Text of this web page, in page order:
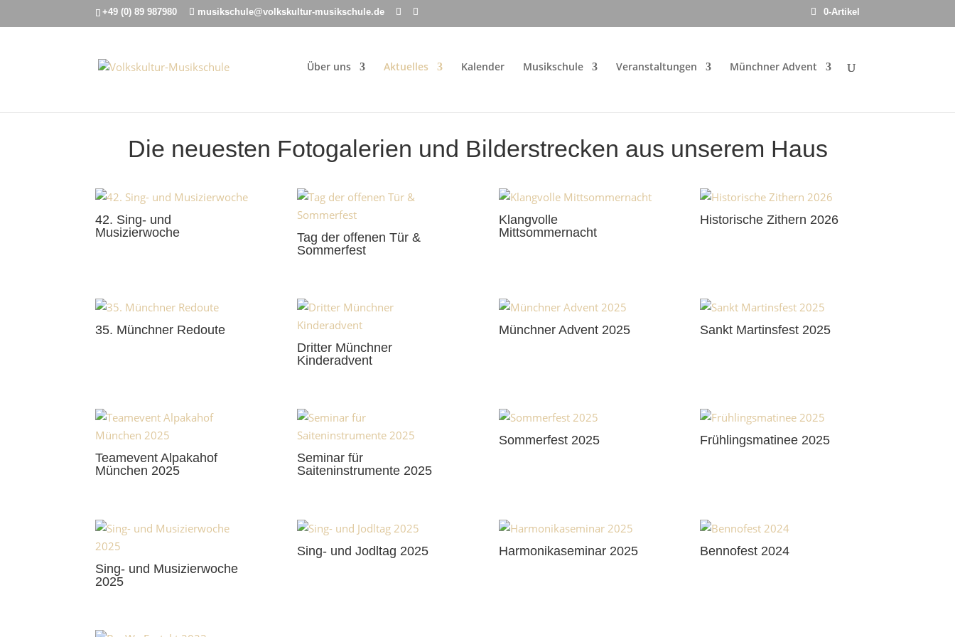
+49 (0) 89 987980 musikschule@volkskultur-musikschule.de 0-Artikel
Über uns Aktuelles Kalender Musikschule Veranstaltungen Münchner Advent
Die neuesten Fotogalerien und Bilderstrecken aus unserem Haus
42. Sing- und
Musizierwoche
Tag der offenen Tür &
Sommerfest
Klangvolle
Mittsommernacht
Historische Zithern 2026
35. Münchner Redoute
Dritter Münchner
Kinderadvent
Münchner Advent 2025 Sankt Martinsfest 2025
Teamevent Alpakahof
München 2025
Seminar für
Saiteninstrumente 2025
Sommerfest 2025 Frühlingsmatinee 2025
Sing- und Musizierwoche
2025
Sing- und Jodltag 2025 Harmonikaseminar 2025 Bennofest 2024